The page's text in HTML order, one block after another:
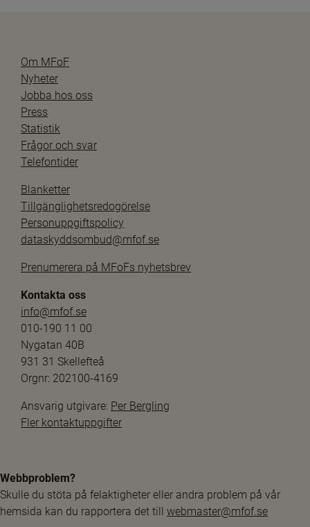
Om MFoF
Nyheter
Jobba hos oss
Press
Statistik
Frågor och svar
Telefontider
Blanketter
Tillgänglighetsredogörelse
Personuppgiftspolicy
dataskyddsombud@mfof.se
Prenumerera på MFoFs nyhetsbrev
Kontakta oss
info@mfof.se
010-190 11 00
Nygatan 40B
931 31 Skellefteå
Orgnr: 202100-4169
Ansvarig utgivare: Per Bergling
Fler kontaktuppgifter
Webbproblem?
Skulle du stöta på felaktigheter eller andra problem på vår
hemsida kan du rapportera det till webmaster@mfof.se